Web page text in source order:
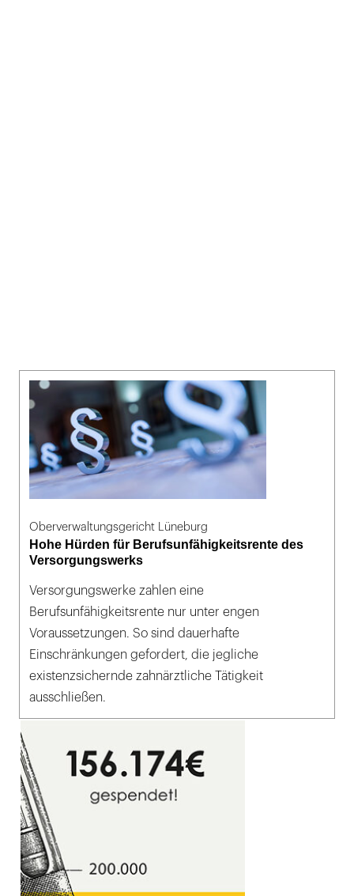
Oberverwaltungsgericht Lüneburg
Hohe Hürden für Berufsunfähigkeitsrente des
Versorgungswerks
Versorgungswerke zahlen eine
Berufsunfähigkeitsrente nur unter engen
Voraussetzungen. So sind dauerhafte
Einschränkungen gefordert, die jegliche
existenzsichernde zahnärztliche Tätigkeit
ausschließen.